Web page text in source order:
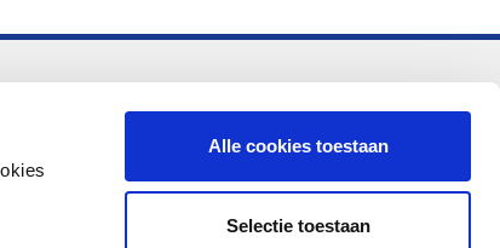
Alle cookies toestaan
Selectie toestaan